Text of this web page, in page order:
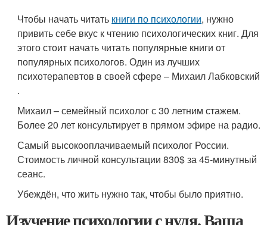
Чтобы начать читать книги по психологии, нужно
привить себе вкус к чтению психологических книг. Для
этого стоит начать читать популярные книги от
популярных психологов. Один из лучших
психотерапевтов в своей сфере – Михаил Лабковский
.
Михаил – семейный психолог с 30 летним стажем.
Более 20 лет консультирует в прямом эфире на радио.
Самый высокооплачиваемый психолог России.
Стоимость личной консультации 830$ за 45-минутный
сеанс.
Убеждён, что жить нужно так, чтобы было приятно.
Изучение психологии с нуля. Ваша